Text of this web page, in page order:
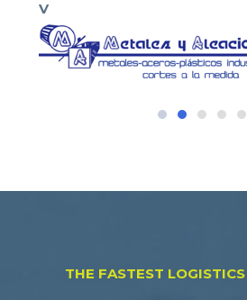
THE FASTEST